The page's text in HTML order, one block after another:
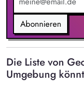
Abonnieren
Die Liste von
Umgebung